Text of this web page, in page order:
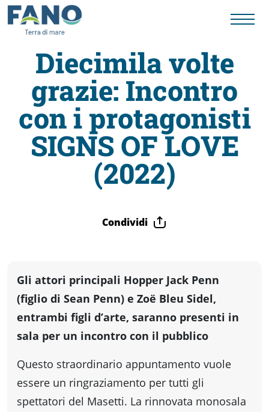
Fano
Visit
Card
fare
Percorsi
storici
Enogastronomia
Diecimila volte
grazie: Incontro
con i protagonisti
SIGNS OF LOVE
(2022)
Condividi
Gli attori principali Hopper Jack Penn
(figlio di Sean Penn) e Zoë Bleu Sidel,
entrambi figli d’arte, saranno presenti in
sala per un incontro con il pubblico
Questo straordinario appuntamento vuole
essere un ringraziamento per tutti gli
spettatori del Masetti. La rinnovata monosala